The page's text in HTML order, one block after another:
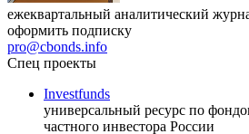
оформить подписку
pro@cbonds.info
Спец проекты